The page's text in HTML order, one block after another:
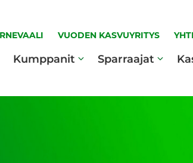
VUODEN KASVUYRITYS
Kumppanit Sparraajat